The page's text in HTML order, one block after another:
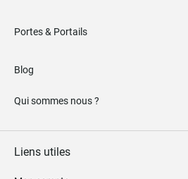
Portes & Portails
Blog
Qui sommes nous ?
Liens utiles